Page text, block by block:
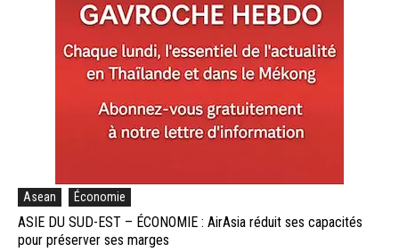
Asean Économie
ASIE DU SUD-EST – ÉCONOMIE : AirAsia réduit ses capacités
pour préserver ses marges